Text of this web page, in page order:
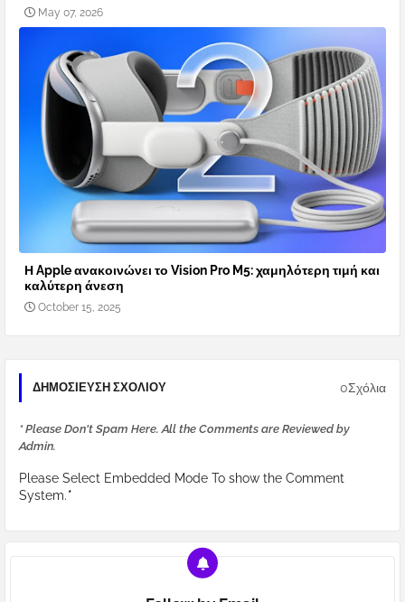
May 07, 2026
Η Apple ανακοινώνει το Vision Pro M5: χαμηλότερη τιμή και
καλύτερη άνεση
October 15, 2025
ΔΗΜΟΣΊΕΥΣΗ ΣΧΟΛΊΟΥ 0Σχόλια
* Please Don't Spam Here. All the Comments are Reviewed by
Admin.
Please Select Embedded Mode To show the Comment
System.*